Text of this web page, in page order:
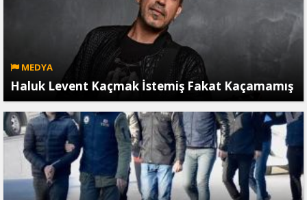
MEDYA
Haluk Levent Kaçmak İstemiş Fakat Kaçamamış